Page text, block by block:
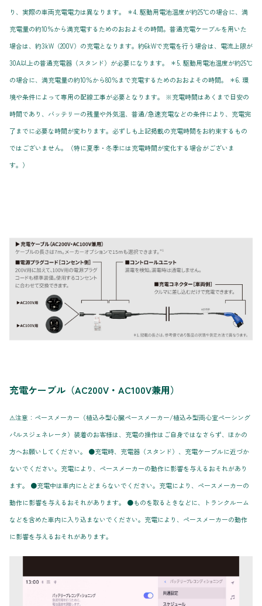
り、実際の車両充電電力は異なります。 ＊4. 駆動用電池温度が約25℃の場合に、満
充電量の約10％から満充電するためのおおよその時間。普通充電ケーブルを用いた
場合は、約3kW（200V）の充電となります。約6kWで充電を行う場合は、電流上限が
30A以上の普通充電器（スタンド）が必要になります。 ＊5. 駆動用電池温度が約25℃
の場合に、満充電量の約10％から80％まで充電するためのおおよその時間。 ＊6. 環
境や条件によって専用の配線工事が必要となります。 ※充電時間はあくまで目安の
時間であり、バッテリーの残量や外気温、普通/急速充電などの条件により、充電完
了までに必要な時間が変わります。必ずしも上記掲載の充電時間をお約束するもの
ではございません。（特に夏季・冬季には充電時間が変化する場合がございま
す。）
充電ケーブル（AC200V・AC100V兼用）
⚠注意：ペースメーカー（植込み型心臓ペースメーカー/植込み型両心室ペーシング
パルスジェネレータ）装着のお客様は、充電の操作はご自身ではなさらず、ほかの
方へお願いしてください。 ●充電時、充電器（スタンド）、充電ケーブルに近づか
ないでください。充電により、ペースメーカーの動作に影響を与えるおそれがあり
ます。 ●充電中は車内にとどまらないでください。充電により、ペースメーカーの
動作に影響を与えるおそれがあります。 ●ものを取るときなどに、トランクルーム
などを含めた車内に入り込まないでください。充電により、ペースメーカーの動作
に影響を与えるおそれがあります。